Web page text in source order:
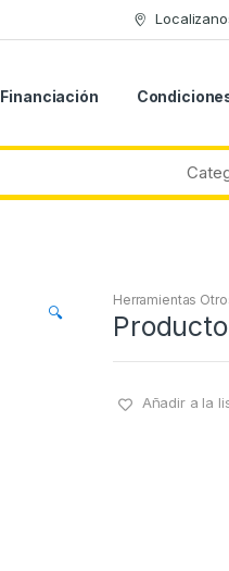
Financiación
🔍
Herramientas
Producto
Añadir a la